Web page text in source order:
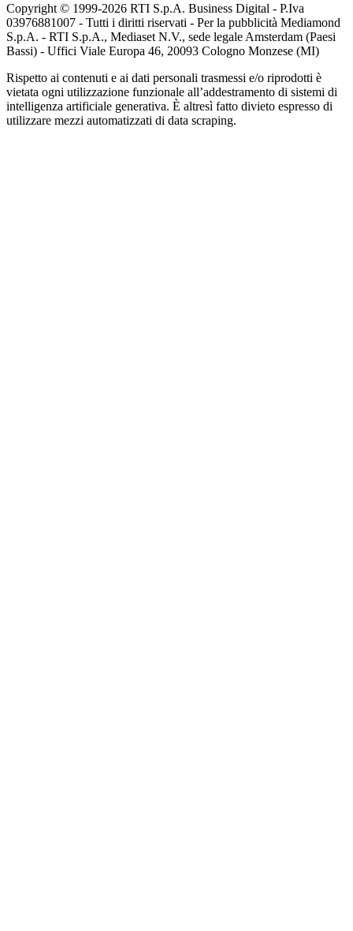
Copyright © 1999-2026 RTI S.p.A. Business Digital - P.Iva
03976881007 - Tutti i diritti riservati - Per la pubblicità Mediamond
S.p.A. - RTI S.p.A., Mediaset N.V., sede legale Amsterdam (Paesi
Bassi) - Uffici Viale Europa 46, 20093 Cologno Monzese (MI)
Rispetto ai contenuti e ai dati personali trasmessi e/o riprodotti è
vietata ogni utilizzazione funzionale all’addestramento di sistemi di
intelligenza artificiale generativa. È altresì fatto divieto espresso di
utilizzare mezzi automatizzati di data scraping.